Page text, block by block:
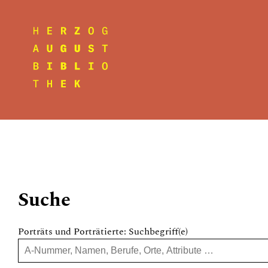
Suche
Porträts und Porträtierte: Suchbegriff(e)